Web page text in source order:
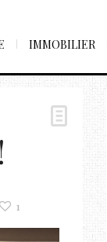
IMMOBILIER
1